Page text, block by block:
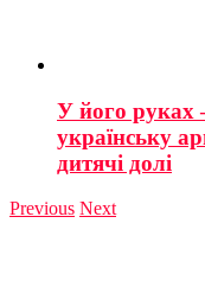
У його руках
українську
дитячі долі
Previous Next